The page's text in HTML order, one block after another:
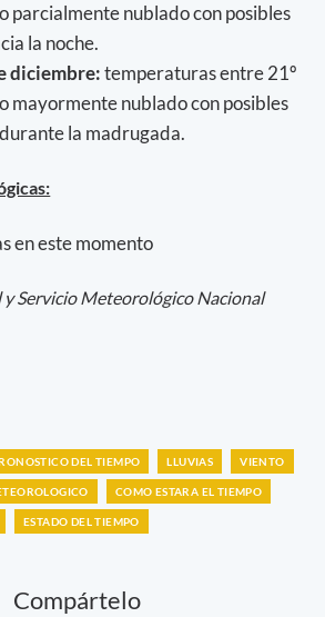
parcialmente nublado con posibles
la noche.
diciembre:temperaturas entre 21º
mayormente nublado con posibles
la madrugada.
en este momento
Servicio Meteorológico Nacional
DEL TIEMPO LLUVIAS VIENTO
COMO ESTARA EL TIEMPO
ESTADO DEL TIEMPO
Compártelo